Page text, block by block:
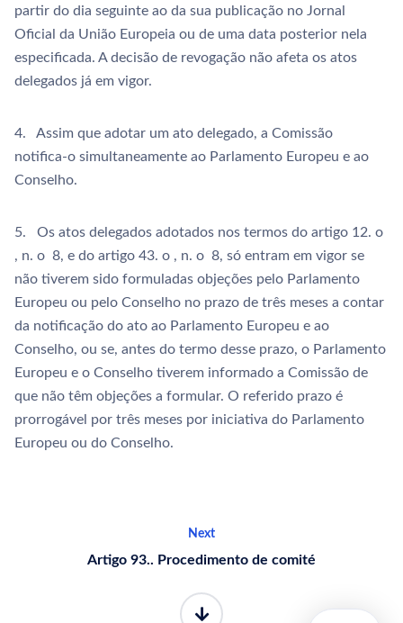
partir do dia seguinte ao da sua publicação no Jornal
Oficial da União Europeia ou de uma data posterior nela
especificada. A decisão de revogação não afeta os atos
delegados já em vigor.
4. Assim que adotar um ato delegado, a Comissão
notifica-o simultaneamente ao Parlamento Europeu e ao
Conselho.
5. Os atos delegados adotados nos termos do artigo 12. o
, n. o 8, e do artigo 43. o , n. o 8, só entram em vigor se
não tiverem sido formuladas objeções pelo Parlamento
Europeu ou pelo Conselho no prazo de três meses a contar
da notificação do ato ao Parlamento Europeu e ao
Conselho, ou se, antes do termo desse prazo, o Parlamento
Europeu e o Conselho tiverem informado a Comissão de
que não têm objeções a formular. O referido prazo é
prorrogável por três meses por iniciativa do Parlamento
Europeu ou do Conselho.
Next
Artigo 93.. Procedimento de comité